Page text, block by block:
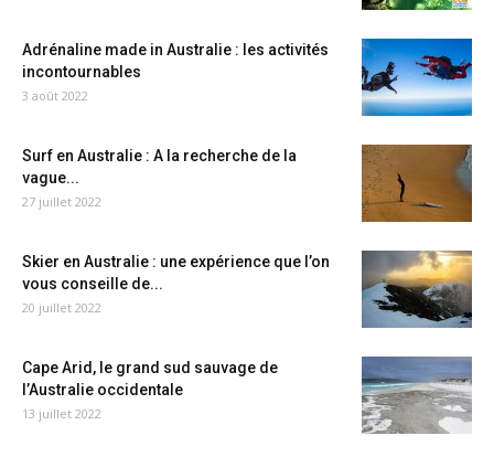
Adrénaline made in Australie : les activités
incontournables
3 août 2022
Surf en Australie : A la recherche de la
vague...
27 juillet 2022
Skier en Australie : une expérience que l’on
vous conseille de...
20 juillet 2022
Cape Arid, le grand sud sauvage de
l’Australie occidentale
13 juillet 2022